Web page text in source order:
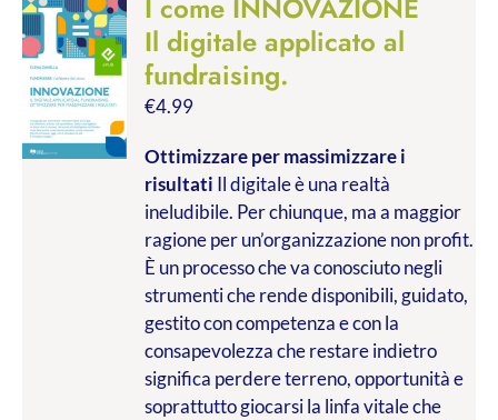
I come INNOVAZIONE
Il digitale applicato al
fundraising.
€4.99
Ottimizzare per massimizzare i
risultati Il digitale è una realtà
ineludibile. Per chiunque, ma a maggior
ragione per un’organizzazione non profit.
È un processo che va conosciuto negli
strumenti che rende disponibili, guidato,
gestito con competenza e con la
consapevolezza che restare indietro
significa perdere terreno, opportunità e
soprattutto giocarsi la linfa vitale che